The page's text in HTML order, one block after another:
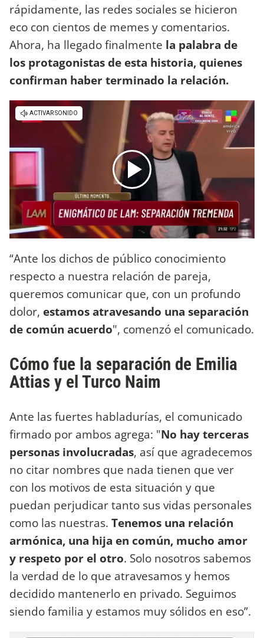
rápidamente, las redes sociales se hicieron
eco con cientos de memes y comentarios.
Ahora, ha llegado finalmente la palabra de
los protagonistas de esta historia, quienes
confirman haber terminado la relación.
“Ante los dichos de público conocimiento
respecto a nuestra relación de pareja,
queremos comunicar que, con un profundo
dolor, estamos atravesando una separación
de común acuerdo", comenzó el comunicado.
Cómo fue la separación de Emilia
Attias y el Turco Naim
Ante las fuertes habladurías, el comunicado
firmado por ambos agrega: "No hay terceras
personas involucradas, así que agradecemos
no citar nombres que nada tienen que ver
con los motivos de esta situación y que
puedan perjudicar tanto sus vidas personales
como las nuestras. Tenemos una relación
armónica, una hija en común, mucho amor
y respeto por el otro. Solo nosotros sabemos
la verdad de lo que atravesamos y hemos
decidido mantenerlo en privado. Seguimos
siendo familia y estamos muy sólidos en eso”.